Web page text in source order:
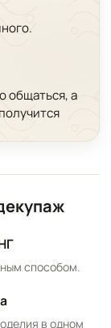
общаться, а
способом.
в одном